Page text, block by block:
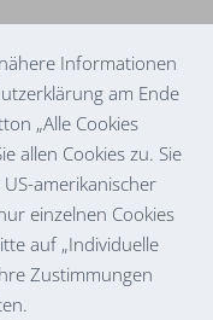
Informationen
am Ende
„Alle Cookies
allen Cookies zu. Sie
amerikanischer
einzelnen Cookies
auf „Individuelle
Zustimmungen